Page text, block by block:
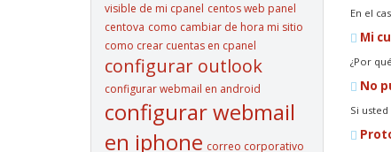
En el
Mi
¿Por
No
Si
visible de mi cpanel centos web panel
centova como cambiar de hora mi sitio
como crear cuentas en cpanel
configurar outlook
configurar webmail en android
configurar webmail
en iphone correo corporativo